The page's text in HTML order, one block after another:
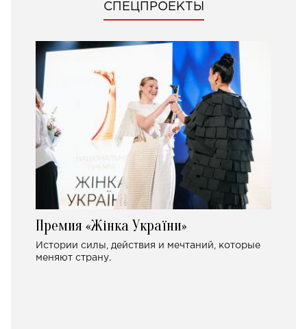
СПЕЦПРОЕКТЫ
Премия «Жінка України»
Истории силы, действия и мечтаний, которые
меняют страну.